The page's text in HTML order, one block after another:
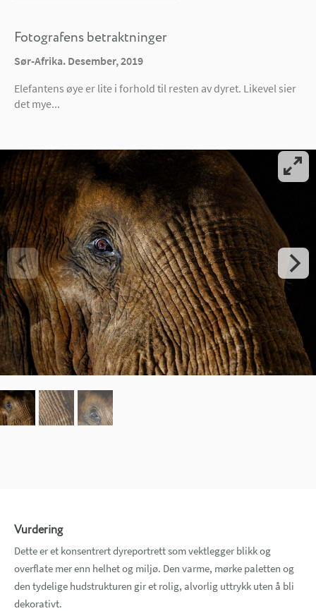
Fotografens betraktninger
Sør-Afrika. Desember, 2019
Elefantens øye er lite i forhold til resten av dyret. Likevel sier
det mye...
Vurdering
Dette er et konsentrert dyreportrett som vektlegger blikk og
overflate mer enn helhet og miljø. Den varme, mørke paletten og
den tydelige hudstrukturen gir et rolig, alvorlig uttrykk uten å bli
dekorativt.